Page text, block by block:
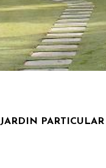
JARDIN